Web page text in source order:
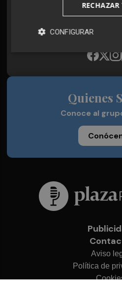
Síguenos
Plaza Podcast, desde
Quienes
Conoce al
Aviso
Política de
CONFIGURAR